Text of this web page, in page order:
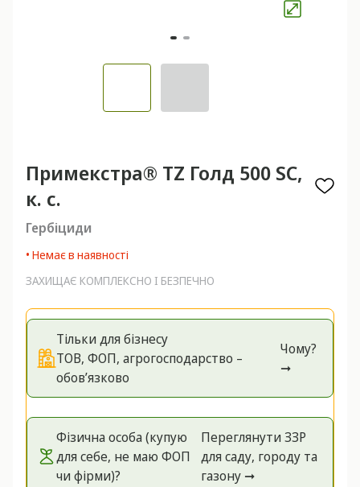
Примекстра® TZ Голд 500 SC,
к. с.
Гербіциди
• Немає в наявності
ЗАХИЩАЄ КОМПЛЕКСНО І БЕЗПЕЧНО
Тільки для бізнесу
ТОВ, ФОП, агрогосподарство –
обов’язково
Чому?
➞
Фізична особа (купую
для себе, не маю ФОП
чи фірми)?
Переглянути ЗЗР
для саду, городу та
газону ➞